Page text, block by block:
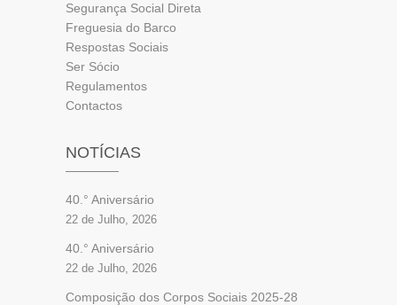
Segurança Social Direta
Freguesia do Barco
Respostas Sociais
Ser Sócio
Regulamentos
Contactos
NOTÍCIAS
40.° Aniversário
22 de Julho, 2026
40.° Aniversário
22 de Julho, 2026
Composição dos Corpos Sociais 2025-28